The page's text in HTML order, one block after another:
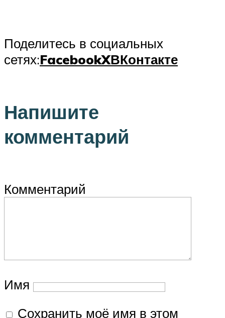
Поделитесь в социальных
сетях:FacebookXВКонтакте
Напишите
комментарий
Комментарий
Имя
Сохранить моё имя в этом